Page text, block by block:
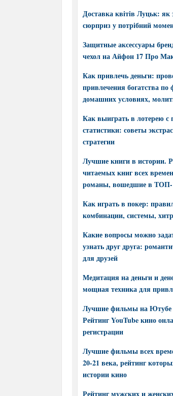
Доставка квітів Луцьк:
сюрприз у потрібний
Защитные аксессуары
чехол на Айфон 17 Про
Как привлечь деньги:
привлечения богатства
домашних условиях,
Как выиграть в лотерею
статистики: советы
стратегии
Лучшие книги в истории.
читаемых книг всех
романы, вошедшие в ТОП-
Как играть в покер:
комбинации, системы,
Какие вопросы можно
узнать друг друга:
для друзей
Медитация на деньги и
мощная техника для
Лучшие фильмы на Ютубе
Рейтинг YouTube кино
регистрации
Лучшие фильмы всех
20-21 века, рейтинг
истории кино
Рейтинг мужских и